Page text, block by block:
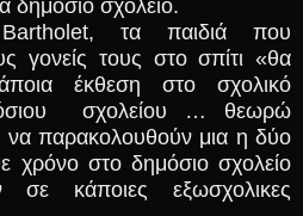
δημόσιο σχολείο.
τα παιδιά που
γονείς τους στο σπίτι «θα
έκθεση στο σχολικό
σχολείου … θεωρώ
να παρακολουθούν μια η δύο
χρόνο στο δημόσιο σχολείο
σε κάποιες εξωσχολικες